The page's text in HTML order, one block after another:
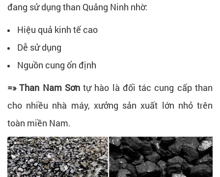
đang sử dụng than Quảng Ninh nhờ:
Hiệu quả kinh tế cao
Dễ sử dụng
Nguồn cung ổn định
=» Than Nam Sơntự hào là đối tác cung cấp than
cho nhiều nhà máy, xưởng sản xuất lớn nhỏ trên
toàn miền Nam.